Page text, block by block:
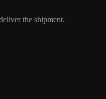
the shipment.